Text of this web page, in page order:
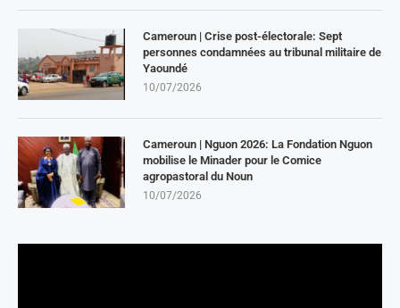
Cameroun | Crise post-électorale: Sept
personnes condamnées au tribunal militaire de
Yaoundé
10/07/2026
Cameroun | Nguon 2026: La Fondation Nguon
mobilise le Minader pour le Comice
agropastoral du Noun
10/07/2026